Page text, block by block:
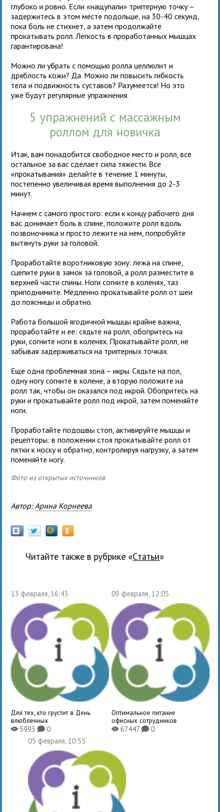
глубоко и ровно. Если «нащупали» триггерную точку –
задержитесь в этом месте подольше, на 30-40 секунд,
пока боль не стихнет, а затем продолжайте
прокатывать ролл. Легкость в проработанных мышцах
гарантирована!
Можно ли убрать с помощью ролла целлюлит и
дряблость кожи? Да. Можно ли повысить гибкость
тела и подвижность суставов? Разумеется! Но это
уже будут регулярные упражнения.
5 упражнений с массажным
роллом для новичка
Итак, вам понадобится свободное место и ролл, все
остальное за вас сделает сила тяжести. Все
«прокатывания» делайте в течение 1 минуты,
постепенно увеличивая время выполнения до 2-3
минут.
Начнем с самого простого: если к концу рабочего дня
вас донимает боль в спине, положите ролл вдоль
позвоночника и просто лежите на нем, попробуйте
вытянуть руки за головой.
Проработайте воротниковую зону: лежа на спине,
сцепите руки в замок за головой, а ролл разместите в
верхней части спины. Ноги согните в коленях, таз
приподнимите. Медленно прокатывайте ролл от шеи
до поясницы и обратно.
Работа большой ягодичной мышцы крайне важна,
проработайте и ее: сядьте на ролл, обопритесь на
руки, согните ноги в коленях. Прокатывайте ролл, не
забывая задерживаться на триггерных точках.
Еще одна проблемная зона – икры. Сядьте на пол,
одну ногу согните в колене, а вторую положите на
ролл так, чтобы он оказался под икрой. Обопритесь на
руки и прокатывайте ролл под икрой, затем поменяйте
ноги.
Проработайте подошвы стоп, активируйте мышцы и
рецепторы: в положении стоя прокатывайте ролл от
пятки к носку и обратно, контролируя нагрузку, а затем
поменяйте ногу.
Фото из открытых источников
Автор: Арина Корнеева
Читайте также в рубрике « Статьи»
13 февраля, 16:43
Для тех, кто грустит в День
влюбленных
X5993K0
09 февраля, 12:05
Оптимальное питание
офисных сотрудников
X67447 K0
05 февраля, 10:55